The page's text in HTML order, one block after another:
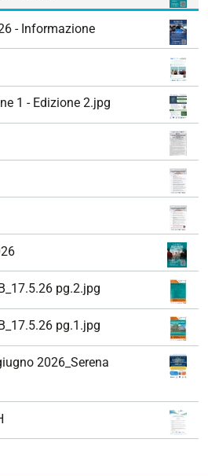
- Informazione
1 - Edizione 2.jpg
pg.2.jpg
pg.1.jpg
2026_Serena